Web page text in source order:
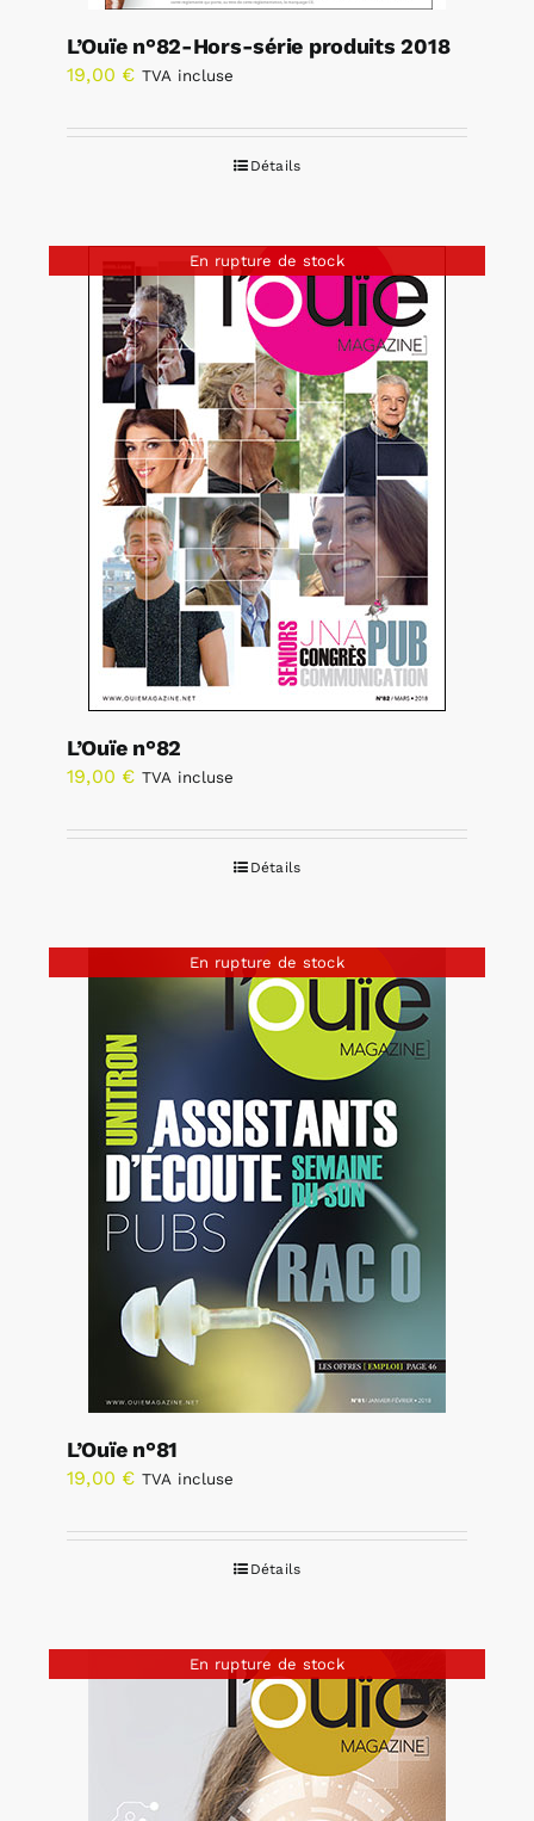
L’Ouïe n°82-Hors-série produits 2018
19,00 € TVA incluse
Détails
En rupture de stock
L’Ouïe n°82
19,00 € TVA incluse
Détails
En rupture de stock
L’Ouïe n°81
19,00 € TVA incluse
Détails
En rupture de stock